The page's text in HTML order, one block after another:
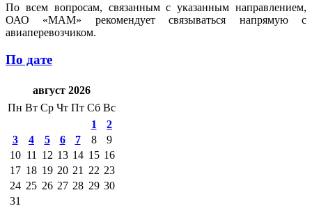
По всем вопросам, связанным с указанным направлением,
ОАО «МАМ» рекомендует связываться напрямую с
авиаперевозчиком.
По дате
август 2026
Пн Вт Ср Чт Пт Сб Вс
1
2
3
4 5 6 7 8
9
10 11 12 13 14 15 16
17 18 19 20 21 22 23
24 25 26 27 28 29 30
31